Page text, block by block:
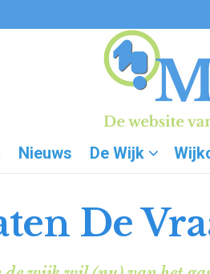
Nieuws De Wijk
De